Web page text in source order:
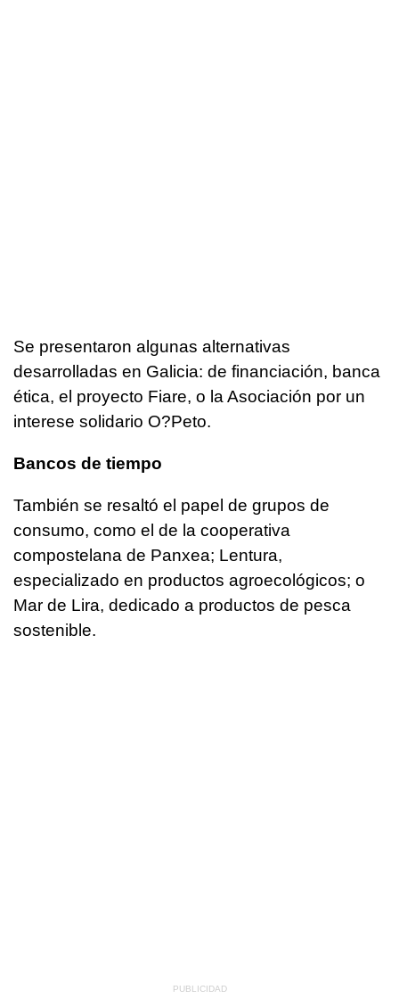
Se presentaron algunas alternativas
desarrolladas en Galicia: de financiación, banca
ética, el proyecto Fiare, o la Asociación por un
interese solidario O?Peto.
Bancos de tiempo
También se resaltó el papel de grupos de
consumo, como el de la cooperativa
compostelana de Panxea; Lentura,
especializado en productos agroecológicos; o
Mar de Lira, dedicado a productos de pesca
sostenible.